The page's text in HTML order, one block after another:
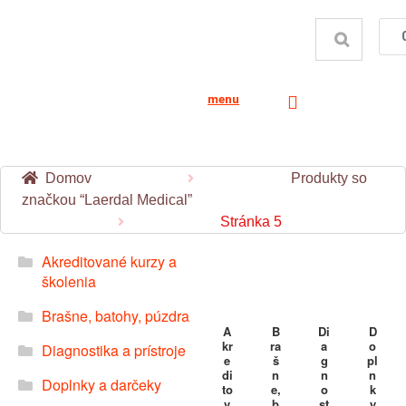
menu
Domov
Produkty so
značkou “Laerdal Medical”
Stránka 5
Akreditované kurzy a
školenia
Brašne, batohy, púzdra
Diagnostika a prístroje
Doplnky a darčeky
A
kr
e
di
to
B
ra
š
n
e,
Di
a
g
n
o
D
o
pl
n
k